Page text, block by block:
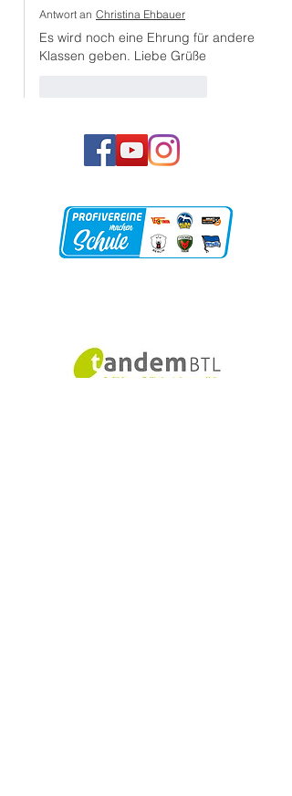
Antwort an Christina Ehbauer
Es wird noch eine Ehrung für andere
Klassen geben. Liebe Grüße